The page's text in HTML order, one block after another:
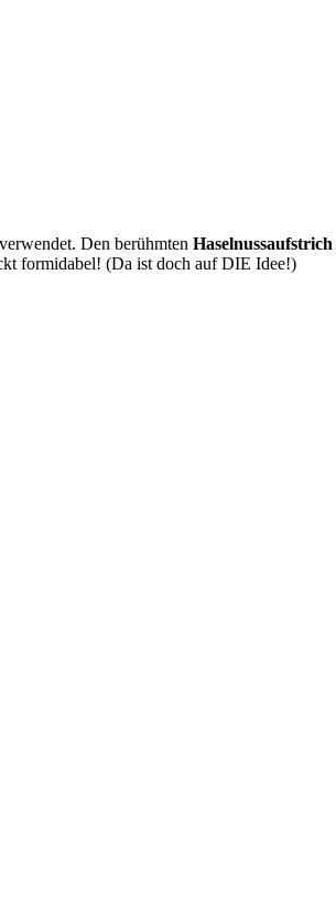
Den berühmten Haselnussaufstrich
formidabel! (Da ist doch auf DIE Idee!)